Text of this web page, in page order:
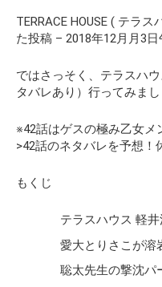
TERRACE HOUSE ( テラ
た投稿 – 2018年12月月3
ではさっそく、テラスハ
タバレあり）行ってみま
※42話はゲスの極み乙女メ
>42話のネタバレを予想！
もくじ
テラスハウス 軽
愛大とりさこが溶
聡太先生の撃沈パ